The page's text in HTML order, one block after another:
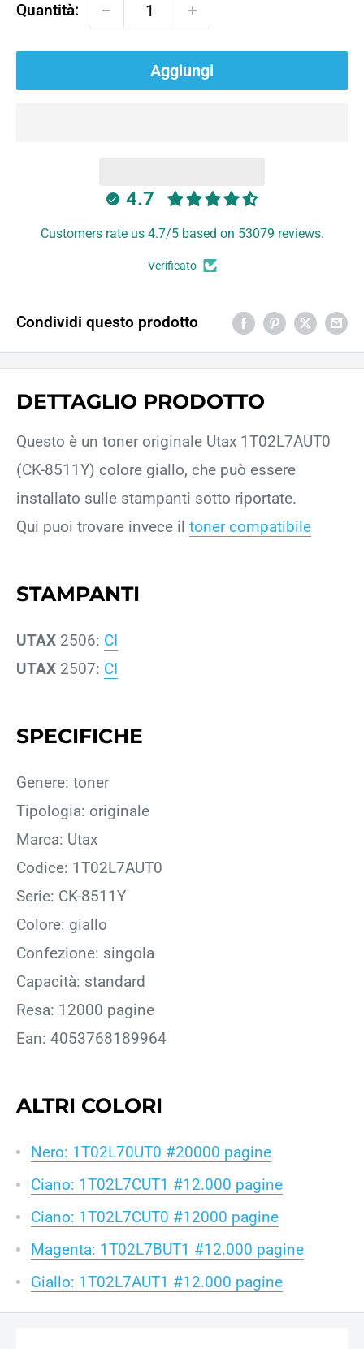
Quantità:
Aggiungi
4.7
Customers rate us 4.7/5 based on 53079 reviews.
Verificato
Condividi questo prodotto
DETTAGLIO PRODOTTO
Questo è un toner originale Utax 1T02L7AUT0
(CK-8511Y) colore giallo, che può essere
installato sulle stampanti sotto riportate.
Qui puoi trovare invece il toner compatibile
STAMPANTI
UTAX 2506: CI
UTAX 2507: CI
SPECIFICHE
Genere: toner
Tipologia: originale
Marca: Utax
Codice: 1T02L7AUT0
Serie: CK-8511Y
Colore: giallo
Confezione: singola
Capacità: standard
Resa: 12000 pagine
Ean: 4053768189964
ALTRI COLORI
Nero: 1T02L70UT0 #20000 pagine
Ciano: 1T02L7CUT1 #12.000 pagine
Ciano: 1T02L7CUT0 #12000 pagine
Magenta: 1T02L7BUT1 #12.000 pagine
Giallo: 1T02L7AUT1 #12.000 pagine